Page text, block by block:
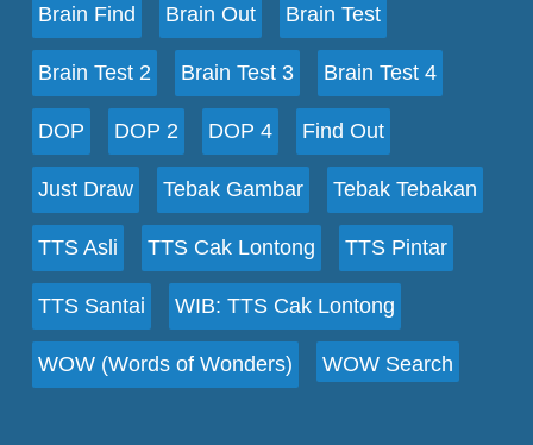
Brain Find Brain Out Brain Test
Brain Test 2 Brain Test 3 Brain Test 4
DOP DOP 2 DOP 4 Find Out
Just Draw Tebak Gambar Tebak Tebakan
TTS Asli TTS Cak Lontong TTS Pintar
TTS Santai WIB: TTS Cak Lontong
WOW (Words of Wonders) WOW Search